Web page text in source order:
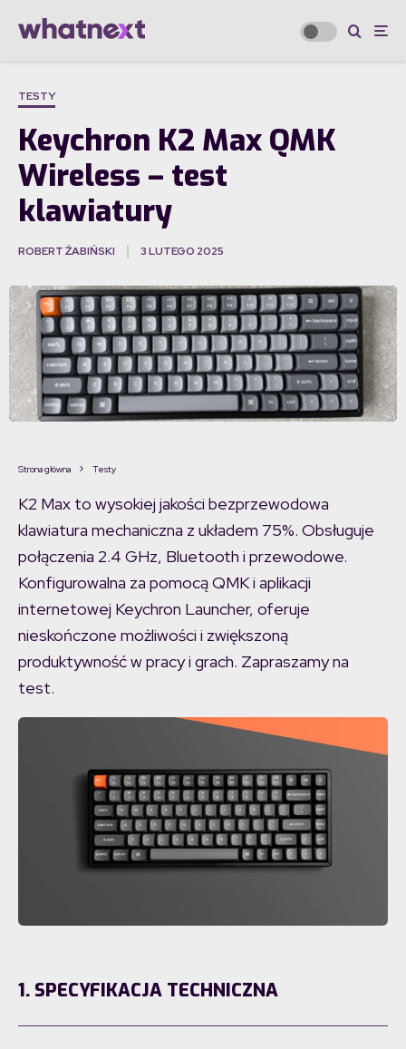
TESTY
Keychron K2 Max QMK
Wireless – test
klawiatury
ROBERT ŻABIŃSKI 3 LUTEGO 2025
Strona główna Testy
K2 Max to wysokiej jakości bezprzewodowa
klawiatura mechaniczna z układem 75%. Obsługuje
połączenia 2.4 GHz, Bluetooth i przewodowe.
Konfigurowalna za pomocą QMK i aplikacji
internetowej Keychron Launcher, oferuje
nieskończone możliwości i zwiększoną
produktywność w pracy i grach. Zapraszamy na
test.
1. SPECYFIKACJA TECHNICZNA